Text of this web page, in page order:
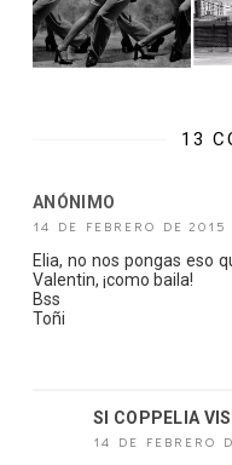
13
ANÓNIMO
14 DE FEBRERO DE 2015
Elia, no nos pongas eso
Valentin, ¡como baila!
Bss
Toñi
SI COPPELIA
14 DE FEBRERO